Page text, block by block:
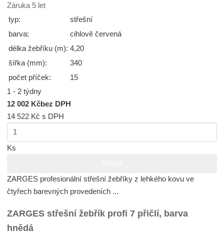
Záruka 5 let
typ:
střešní
barva:
cihlově červená
délka žebříku (m): 4,20
šířka (mm):
340
počet příček:
15
1 - 2 týdny
12 002 Kčbez DPH
14 522 Kčs DPH
Ks
ZARGES profesionální střešní žebříky z lehkého kovu ve
čtyřech barevných provedeních ...
ZARGES střešní žebřík profi 7 přičlí, barva
hnědá